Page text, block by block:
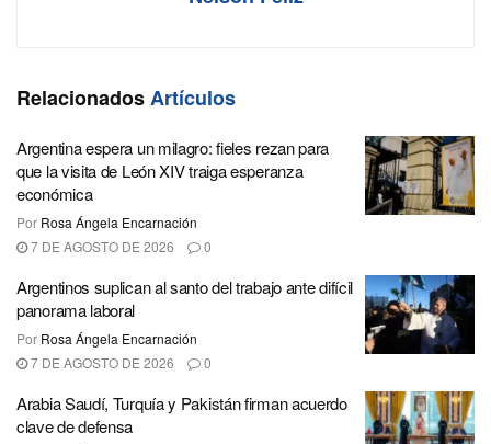
RelacionadosArtículos
Argentina espera un milagro: fieles rezan para
que la visita de León XIV traiga esperanza
económica
Por Rosa Ángela Encarnación
7 DE AGOSTO DE 2026
0
Argentinos suplican al santo del trabajo ante difícil
panorama laboral
Por Rosa Ángela Encarnación
7 DE AGOSTO DE 2026
0
Arabia Saudí, Turquía y Pakistán firman acuerdo
clave de defensa